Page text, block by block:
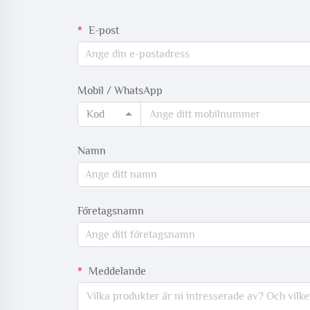
E-post
Mobil / WhatsApp
Kod
Namn
Företagsnamn
Meddelande